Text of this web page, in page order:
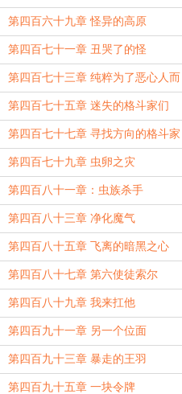
第四百六十九章 怪异的高原
第四百七十一章 丑哭了的怪
第四百七十三章 纯粹为了恶心人而
生的怪物
第四百七十五章 迷失的格斗家们
第四百七十七章 寻找方向的格斗家
们
第四百七十九章 虫卵之灾
第四百八十一章：虫族杀手
第四百八十三章 净化魔气
第四百八十五章 飞离的暗黑之心
第四百八十七章 第六使徒索尔
第四百八十九章 我来扛他
第四百九十一章 另一个位面
第四百九十三章 暴走的王羽
第四百九十五章 一块令牌